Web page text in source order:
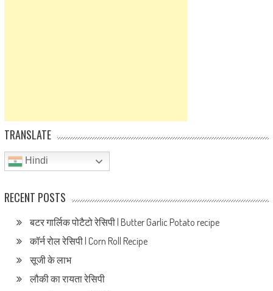
TRANSLATE
Hindi
RECENT POSTS
बटर गार्लिक पोटैटो रेसिपी | Butter Garlic Potato recipe
कॉर्न रोल रेसिपी | Corn Roll Recipe
सूजी के लाभ
लौकी का रायता रेसिपी